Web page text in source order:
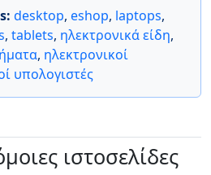
desktop, eshop, laptops,
, tablets, ηλεκτρονικά είδη,
, ηλεκτρονικοί
υπολογιστές
ιστοσελίδες